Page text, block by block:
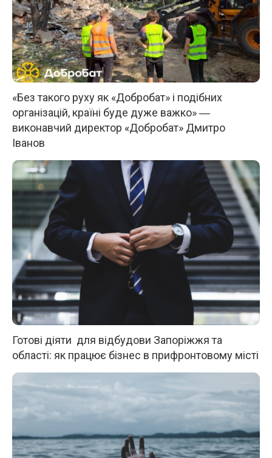
«Без такого руху як «Добробат» і подібних
організацій, країні буде дуже важко» ―
виконавчий директор «Добробат» Дмитро
Іванов
Готові діяти для відбудови Запоріжжя та
області: як працює бізнес в прифронтовому місті